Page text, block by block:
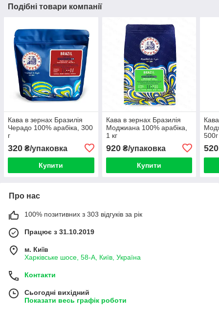
Подібні товари компанії
Кава в зернах Бразилія
Черадо 100% арабіка, 300
г
320 ₴/упаковка
Купити
Кава в зернах Бразилія
Моджиана 100% арабіка,
1 кг
920₴/упаковка
Купити
500г
520
Про нас
100% позитивних з 303 відгуків за рік
Працює з 31.10.2019
м. Київ
Харківське шосе, 58-А, Київ, Україна
Контакти
Сьогодні вихідний
Показати весь графік роботи